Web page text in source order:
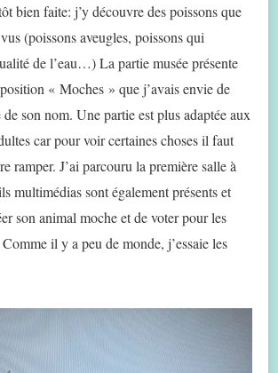
bien faite: j’y découvre des poissons que
(poissons aveugles, poissons qui
de l’eau…) La partie musée présente
« Moches » que j’avais envie de
son nom. Une partie est plus adaptée aux
car pour voir certaines choses il faut
ramper. J’ai parcouru la première salle à
multimédias sont également présents et
son animal moche et de voter pour les
il y a peu de monde, j’essaie les